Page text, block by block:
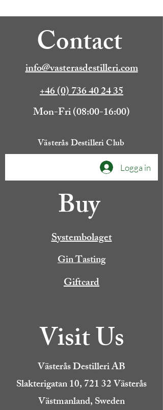
Contact
info@vasterasdestilleri.com
+46 (0) 736 40 24 35
Mon-Fri (08:00-16:00)
Västerås Destilleri Club
Logga in
Buy
Systembolaget
Gin Tasting
Giftcard
Visit Us
Västerås Destilleri AB
Slakterigatan 10, 721 32 Västerås
Västmanland, Sweden